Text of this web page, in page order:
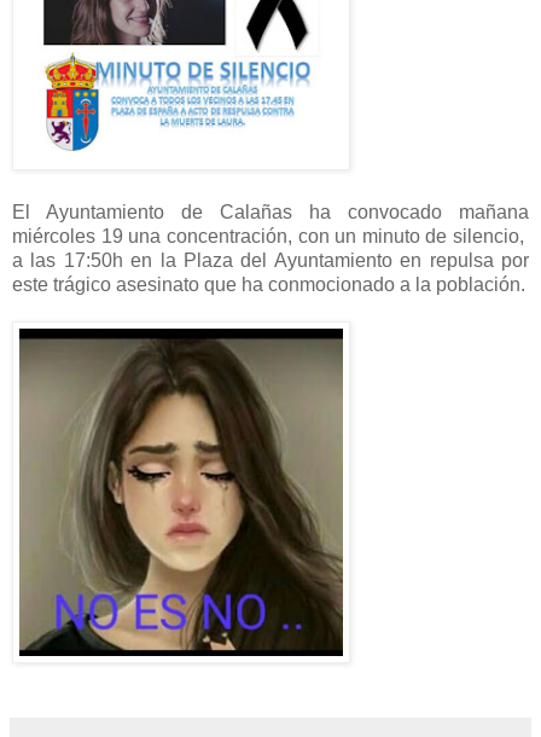
El Ayuntamiento de Calañas ha convocado mañana
miércoles 19 una concentración, con un minuto de silencio,
a las 17:50h en la Plaza del Ayuntamiento en repulsa por
este trágico asesinato que ha conmocionado a la población.